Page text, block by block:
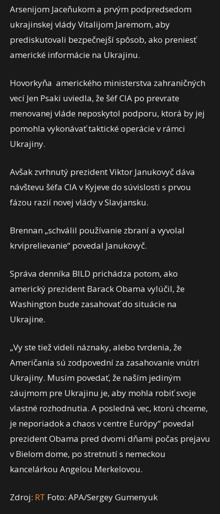
Arsenijom Jaceňukom a prvým podpredsedom
ukrajinskej vlády Vitalijom Jaremom, aby
prediskutovali bezpečnejší spôsob, ako preniesť
americké informácie na Ukrajinu.
Hovorkyňa amerického ministerstva zahraničných
vecí Jen Psaki uviedla, že šéf CIA po prevrate
menovanej vláde neposkytol podporu, ktorá by jej
pomohla vykonávať taktické operácie v rámci
Ukrajiny.
Avšak zvrhnutý prezident Viktor Janukovyč dáva
návštevu šéfa CIA v Kyjeve do súvislosti s prvou
fázou razií novej vlády v Slavjansku.
Brennan „schválil používanie zbraní a vyvolal
krviprelievanie“ povedal Janukovyč.
Správa denníka BILD prichádza potom, ako
americký prezident Barack Obama vylúčil, že
Washington bude zasahovať do situácie na
Ukrajine.
„Vy ste tiež videli náznaky, alebo tvrdenia, že
Američania sú zodpovední za zasahovanie vnútri
Ukrajiny. Musím povedať, že naším jediným
záujmom pre Ukrajinu je, aby mohla robiť svoje
vlastné rozhodnutia. A posledná vec, ktorú chceme,
je neporiadok a chaos v centre Európy“ povedal
prezident Obama pred dvomi dňami počas prejavu
v Bielom dome, po stretnutí s nemeckou
kancelárkou Angelou Merkelovou.
Zdroj: RT Foto: APA/Sergey Gumenyuk